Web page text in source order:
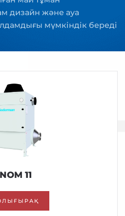
дизайн және ауа
мүмкіндік береді
NOM 11